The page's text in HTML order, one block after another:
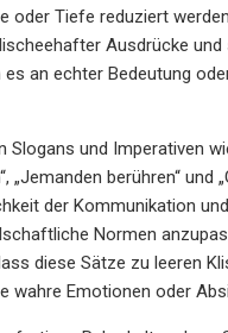
oder Tiefe reduziert
Ausdrücke und
es an echter Bedeutung
Slogans und Imperativen
„Jemanden berühren“ und
der Kommunikation
Normen
diese Sätze zu leeren
wahre Emotionen oder